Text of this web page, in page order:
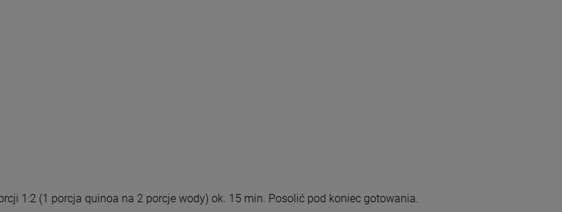
1:2 (1 porcja quinoa na 2 porcje wody) ok. 15 min. Posolić pod koniec gotowania.